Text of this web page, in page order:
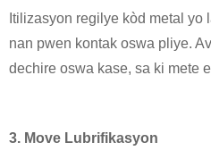
Itilizasyon regilye kòd metal yo
nan pwen kontak oswa pliye.
dechire oswa kase, sa ki mete
3. Move Lubrifikasyon